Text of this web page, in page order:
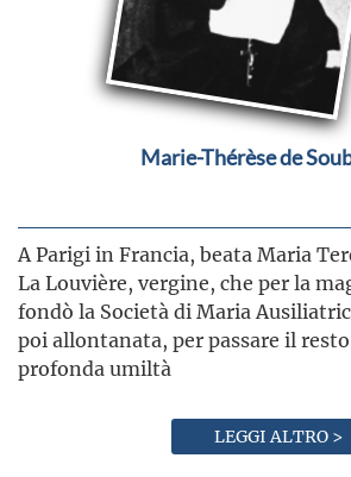
Marie-Thérèse de
A Parigi in Francia, beata Maria
La Louvière, vergine, che per la
fondò la Società di Maria
poi allontanata, per passare il
profonda umiltà
LEGGI ALTRO >